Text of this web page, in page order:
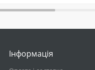
Інформація